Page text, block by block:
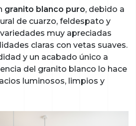
granito blanco puro, debido a
de cuarzo, feldespato y
muy apreciadas
claras con vetas suaves.
y un acabado único a
del granito blanco lo hace
luminosos, limpios y